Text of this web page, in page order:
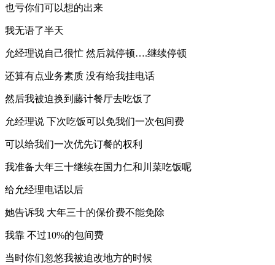
也亏你们可以想的出来
我无语了半天
允经理说自己很忙 然后就停顿….继续停顿
还算有点业务素质 没有给我挂电话
然后我被迫换到藤计餐厅去吃饭了
允经理说 下次吃饭可以免我们一次包间费
可以给我们一次优先订餐的权利
我准备大年三十继续在国力仁和川菜吃饭呢
给允经理电话以后
她告诉我 大年三十的保价费不能免除
我靠 不过10%的包间费
当时你们忽悠我被迫改地方的时候